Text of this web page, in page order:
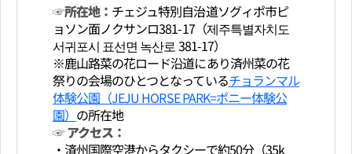
☞所在地： チェジュ特別自治道ソグィポ市ピ
ョソン面ノクサンロ381-17（제주특별자치도
서귀포시 표선면 녹산로 381-17）
※鹿山路菜の花ロード沿道にあり済州菜の花
祭りの会場のひとつとなっているチョランマル
体験公園（JEJU HORSE PARK=ポニー体験公
園） の所在地
☞ アクセス：
・済州国際空港からタクシーで約50分（35k